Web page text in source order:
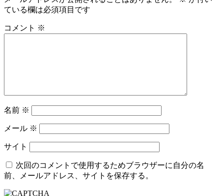
ている欄は必須項目です
コメント ※
名前 ※
メール ※
サイト
次回のコメントで使用するためブラウザーに自分の名
前、メールアドレス、サイトを保存する。